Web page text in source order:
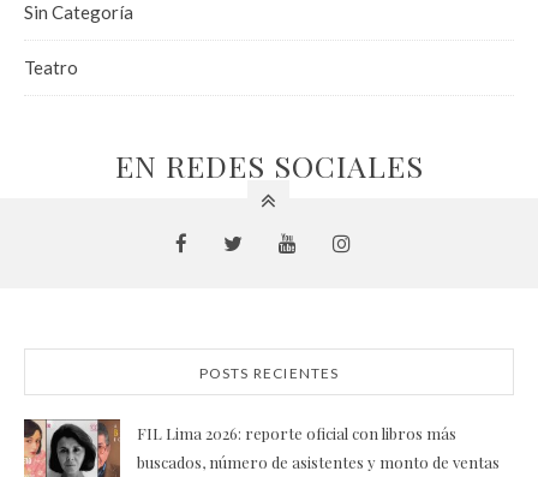
Sin Categoría
Teatro
EN REDES SOCIALES
POSTS RECIENTES
FIL Lima 2026: reporte oficial con libros más
buscados, número de asistentes y monto de ventas